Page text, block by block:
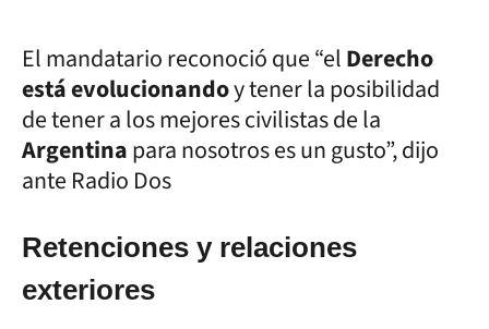
El mandatario reconoció que “elDerecho
está evolucionandoy tener la posibilidad
de tener a los mejores civilistas de la
Argentinapara nosotros es un gusto”, dijo
ante Radio Dos
Retenciones y relaciones
exteriores